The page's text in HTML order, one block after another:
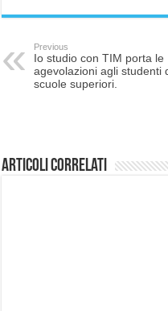
Previous
Io studio con TIM porta le
agevolazioni agli studenti
scuole superiori.
Articoli correlati